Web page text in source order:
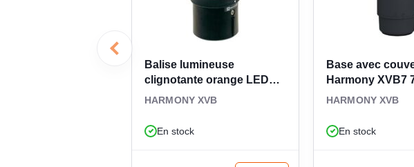
l’usage, sans recours à une lampe traditionnelle à remplacer
pour l’intégrateur, cela contribue à limiter les interventions de
tout en conservant une indication nette et instantanée de l’état surveillé.
de signalisation visuelle cohérente pour les automatismes, la
Balise lumineuse
clignotante orange LED
230V AC XVBL1M5
HARMONY XVB
En stock
Base avec
Harmony XVB7
XVB7C21M
HARMONY XVB
En stock